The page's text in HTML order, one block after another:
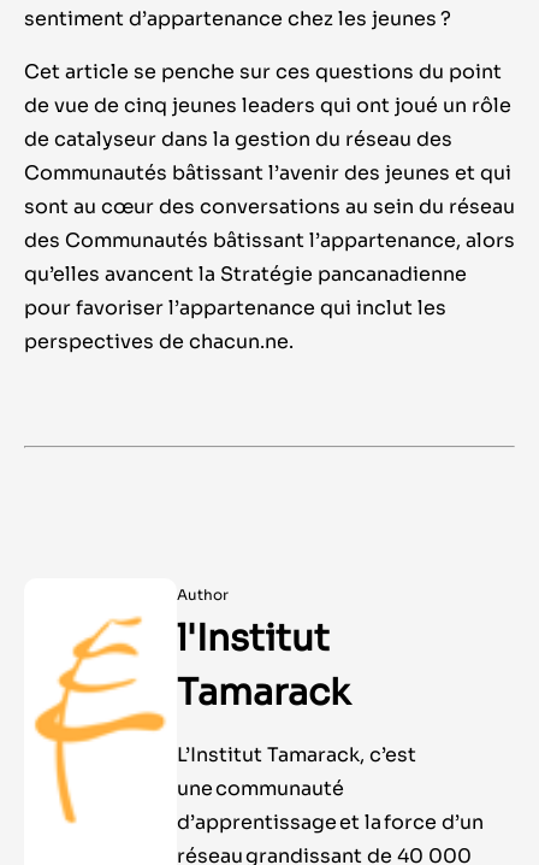
sentiment d’appartenance chez les jeunes ?
Cet article se penche sur ces questions du point
de vue de cinq jeunes leaders qui ont joué un rôle
de catalyseur dans la gestion du réseau des
Communautés bâtissant l’avenir des jeunes et qui
sont au cœur des conversations au sein du réseau
des Communautés bâtissant l’appartenance, alors
qu’elles avancent la Stratégie pancanadienne
pour favoriser l’appartenance qui inclut les
perspectives de chacun.ne.
Author
l'Institut
Tamarack
L’Institut Tamarack, c’est
une communauté
d’apprentissage et la force d’un
réseau grandissant de 40 000